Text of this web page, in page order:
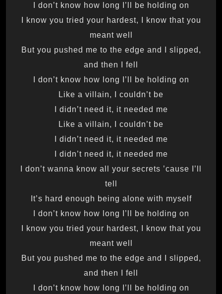
I don’t know how long I’ll be holding on
I know you tried your hardest, I know that you
meant well
But you pushed me to the edge and I slipped,
and then I fell
I don’t know how long I’ll be holding on
Like a villain, I couldn’t be
I didn’t need it, it needed me
Like a villain, I couldn’t be
I didn’t need it, it needed me
I didn’t need it, it needed me
I don’t wanna know all your secrets ’cause I’ll
tell
It’s hard enough being alone with myself
I don’t know how long I’ll be holding on
I know you tried your hardest, I know that you
meant well
But you pushed me to the edge and I slipped,
and then I fell
I don’t know how long I’ll be holding on